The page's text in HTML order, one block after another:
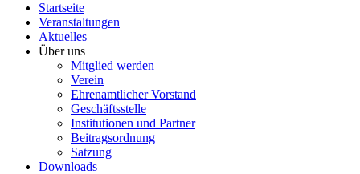
Startseite
Veranstaltungen
Aktuelles
Über uns
Mitglied werden
Verein
Ehrenamtlicher Vorstand
Geschäftsstelle
Institutionen und Partner
Beitragsordnung
Satzung
Downloads